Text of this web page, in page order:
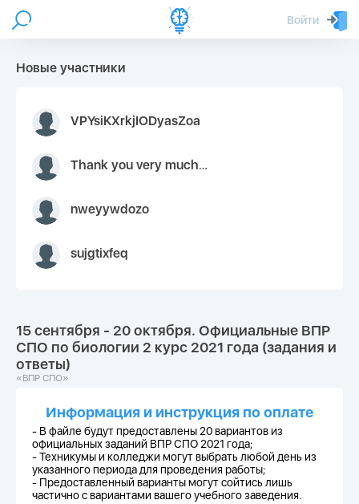
Войти
Новые участники
VPYsiKXrkjIODyasZoa
Thank you very much for your inquiry We appreciate you 9126052 https://youtube.com faceapple !
nweyywdozo
sujgtixfeq
15 сентября - 20 октября. Официальные ВПР
СПО по биологии 2 курс 2021 года (задания и
ответы)
«ВПР СПО»
Информация и инструкция по оплате
- В файле будут предоставлены 20 вариантов из
официальных заданий ВПР СПО 2021 года;
-Техникумы и колледжи могут выбрать любой день из
указанного периода для проведения работы;
- Предоставленный варианты могут сойтись лишь
частично с вариантами вашего учебного заведения.